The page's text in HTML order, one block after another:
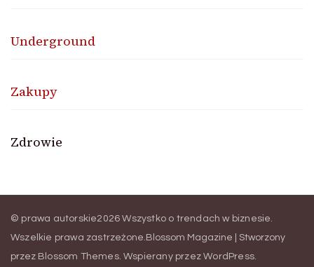
Underground
Zakupy
Zdrowie
© prawa autorskie2026Wszystko o trendach w biznesie
Wszelkie prawa zastrzeżone. Blossom Magazine | Stworzony
przez Blossom Themes. Wspierany przezWordPress